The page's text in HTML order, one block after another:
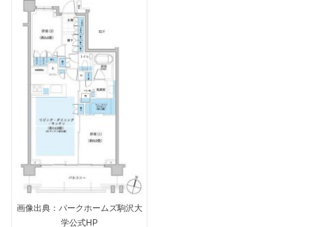
画像出典：パークホームズ駒沢大
学公式HP